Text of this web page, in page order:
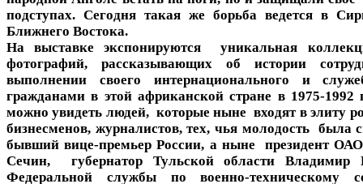
подступах. Сегодня такая же борьба ведется в
Ближнего Востока.
На выставке экспонируются уникальная
фотографий, рассказывающих об истории
выполнении своего интернационального и
гражданами в этой африканской стране в 1975-
можно увидеть людей, которые ныне входят в элиту
бизнесменов, журналистов, тех, чья молодость была
бывший вице-премьер России, а ныне президент
Сечин, губернатор Тульской области Владимир
Федеральной службы по военно-техническому